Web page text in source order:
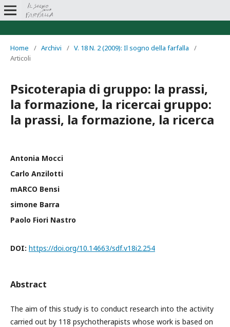
Home / Archivi / V. 18 N. 2 (2009): Il sogno della farfalla
/
Articoli
Psicoterapia di gruppo: la prassi,
la formazione, la ricercai gruppo:
la prassi, la formazione, la ricerca
Antonia Mocci
Carlo Anzilotti
mARCO Bensi
simone Barra
Paolo Fiori Nastro
DOI: https://doi.org/10.14663/sdf.v18i2.254
Abstract
The aim of this study is to conduct research into the activity
carried out by 118 psychotherapists whose work is based on